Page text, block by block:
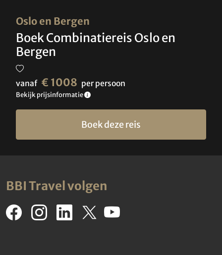
Oslo en Bergen
Boek Combinatiereis Oslo en
Bergen
vanaf € 1008 per persoon
Bekijk prijsinformatie
Boek deze reis
BBI Travel volgen